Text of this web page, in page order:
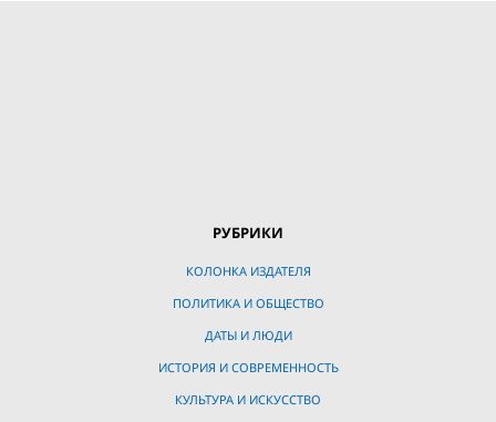
РУБРИКИ
КОЛОНКА ИЗДАТЕЛЯ
ПОЛИТИКА И ОБЩЕСТВО
ДАТЫ И ЛЮДИ
ИСТОРИЯ И СОВРЕМЕННОСТЬ
КУЛЬТУРА И ИСКУССТВО